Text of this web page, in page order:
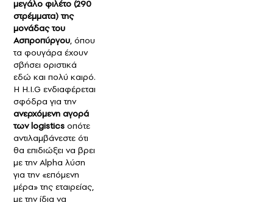
μεγάλο φιλέτο (290
στρέμματα) της
μονάδας του
Ασπροπύργου, όπου
τα φουγάρα έχουν
σβήσει οριστικά
εδώ και πολύ καιρό.
Η H.I.G ενδιαφέρεται
σφόδρα για την
ανερχόμενη αγορά
των logistics οπότε
αντιλαμβάνεστε ότι
θα επιδιώξει να βρει
με την Alpha λύση
για την «επόμενη
μέρα» της εταιρείας,
με την ίδια να